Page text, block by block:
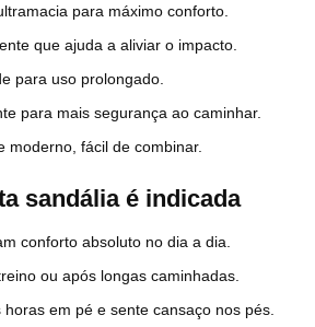
para máximo conforto.
que ajuda a aliviar o impacto.
para uso prolongado.
para mais segurança ao caminhar.
moderno, fácil de combinar.
sandália é indicada
conforto absoluto no dia a dia.
ou após longas caminhadas.
em pé e sente cansaço nos pés.